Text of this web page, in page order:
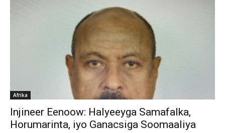
Afrika
Injineer Eenoow: Halyeeyga Samafalka,
Horumarinta, iyo Ganacsiga Soomaaliya